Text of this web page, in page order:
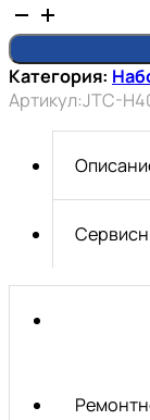
Количество
товара
Набор
насадок
HEX
H4-
предметов
Категория:
Артикул:JTC-